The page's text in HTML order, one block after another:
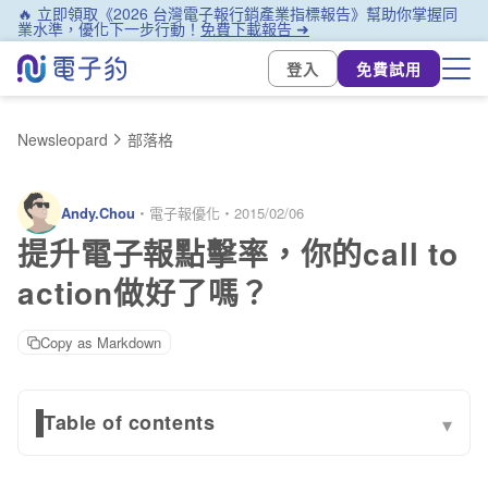
🔥 立即領取《2026 台灣電子報行銷產業指標報告》幫助你掌握同
業水準，優化下一步行動！免費下載報告 ➜
登入
免費試用
Newsleopard 部落格
Andy.Chou ・ 電子報優化 ・ 2015/02/06
提升電子報點擊率，你的call to
action做好了嗎？
Copy as Markdown
Table of contents ▾